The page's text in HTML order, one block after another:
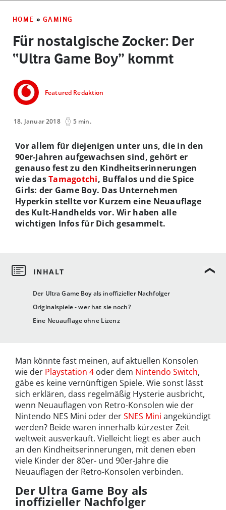
HOME » GAMING
Für nostalgische Zocker: Der
“Ultra Game Boy” kommt
Featured Redaktion
18. Januar 2018 5 min.
Der Ultra Game Boy als inoffizieller Nachfolger
Originalspiele - wer hat sie noch?
Eine Neuauflage ohne Lizenz
Vor allem für diejenigen unter uns, die in den
90er-Jahren aufgewachsen sind, gehört er
genauso fest zu den Kindheitserinnerungen
wie dasTamagotchi, Buffalos und die Spice
Girls: der Game Boy. Das Unternehmen
Hyperkin stellte vor Kurzem eine Neuauflage
des Kult-Handhelds vor. Wir haben alle
wichtigen Infos für Dich gesammelt.
Man könnte fast meinen, auf aktuellen Konsolen
wie der Playstation 4 oder dem Nintendo Switch,
gäbe es keine vernünftigen Spiele. Wie sonst lässt
sich erklären, dass regelmäßig Hysterie ausbricht,
wenn Neuauflagen von Retro-Konsolen wie der
Nintendo NES Mini oder derSNES Mini angekündigt
werden? Beide waren innerhalb kürzester Zeit
weltweit ausverkauft. Vielleicht liegt es aber auch
an den Kindheitserinnerungen, mit denen eben
viele Kinder der 80er- und 90er-Jahre die
Neuauflagen der Retro-Konsolen verbinden.
Der Ultra Game Boy als
inoffizieller Nachfolger